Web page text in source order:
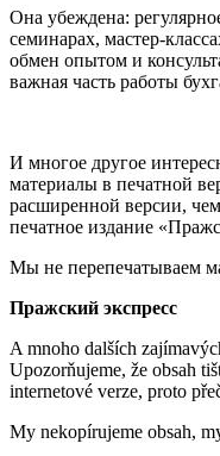
Она убеждена:
семинарах, мастер-
обмен опытом и
важная часть работы
И многое другое
материалы в печатной
расширенной версии,
печатное издание
Мы не перепечатываем
Пражский экспресс
A mnoho dalších
Upozorňujeme, že obsah
internetové verze, proto
My nekopírujeme obsah,